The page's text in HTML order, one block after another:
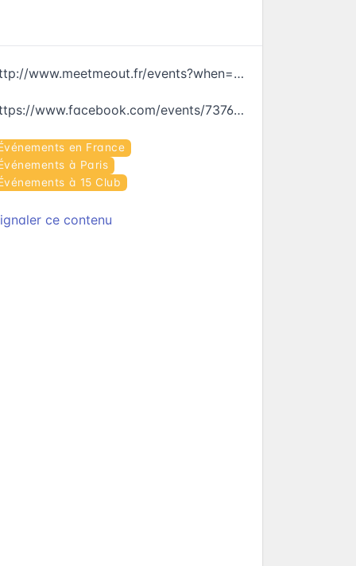
http://www.meetmeout.fr/events?when=upcoming&page=1&lang=fr
https://www.facebook.com/events/737684823060513
en France
à Paris
à 15 Club
ce contenu